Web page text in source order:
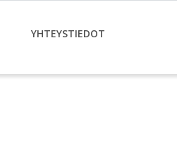
YHTEYSTIEDOT